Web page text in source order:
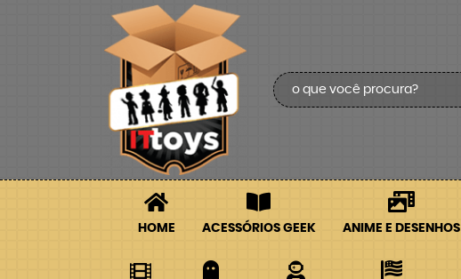
HOME ACESSÓRIOS GEEK ANIME E DESENHOS